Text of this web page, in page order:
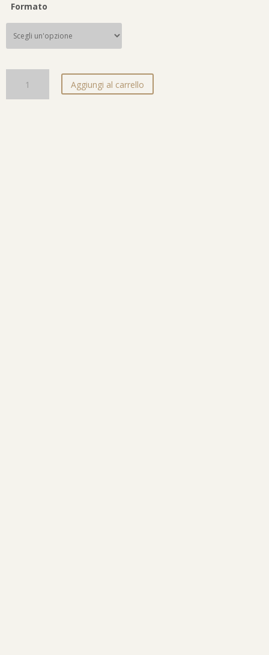
Formato
Adagio Esperienza quantità
Aggiungi al carrello